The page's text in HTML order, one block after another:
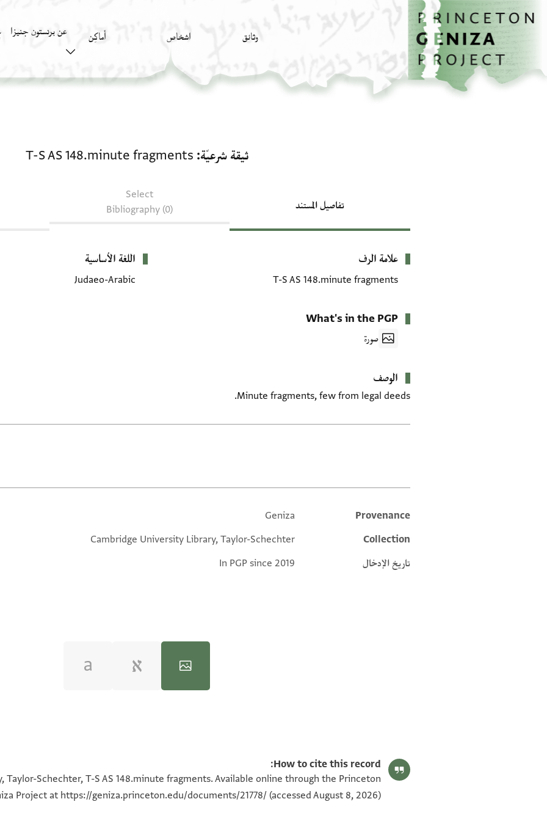
تخطي إلى المحتوى الرئيسي
الصفحة الرئيسية
وثائق اشخاص أَماكِن عن برنستون جنيزا
ثيقة شرعيّة T-S AS 148.minute fragments
تفاصيل المستند
Select
Bibliography (0)
بيانات التعريف
علامة الرف
T-S AS 148.minute fragments
اللغة الأساسية
Judaeo-Arabic
What's in the PGP
صورة
الوصف
Minute fragments, few from legal deeds.
Additional metadata
Provenance
Geniza
Collection
Cambridge University Library, Taylor-Schechter
تاريخ الإدخال
In PGP since 2019
How to cite this record:
Taylor-Schechter, T-S AS 148.minute fragments. Available online through the Princeton
Project at https://geniza.princeton.edu/documents/21778/ (accessed August 8, 2026).